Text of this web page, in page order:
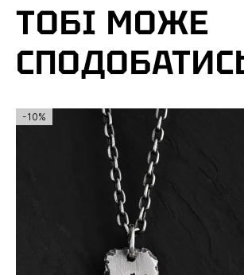
ТОБІ МОЖЕ
-10%